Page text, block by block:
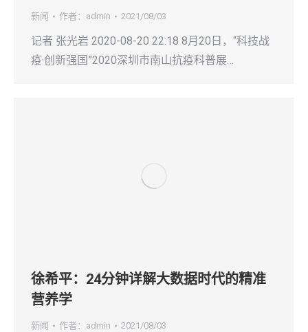
新闻 作者： admin 2021/08/03
记者 张光岩 2020-08-20 22:18 8月20日，“科技战
疫·创新强国”2020深圳市南山抗疫科普展…
徐希平：24分钟详解大数据时代的精准
营养学
新闻 作者： admin 2021/08/03